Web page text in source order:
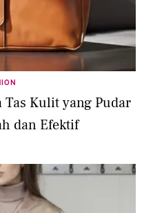
Tas Kulit yang Pudar
dan Efektif